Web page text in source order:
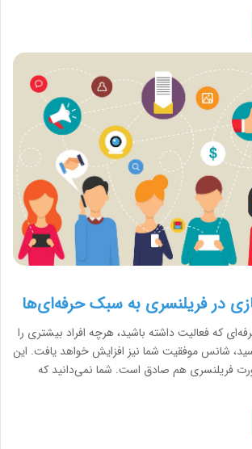
در فریلنسری به سبک حرفه‌ای‌ها
که فعالیت داشته باشید، هرچه افراد بیشتری را
شانس موفقیت شما نیز افزایش خواهد یافت. این
فریلنسری هم صادق است. شما نمی‌دانید که